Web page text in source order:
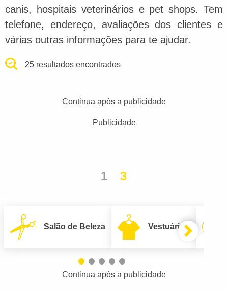
canis, hospitais veterinários e pet shops. Tem
telefone, endereço, avaliações dos clientes e
várias outras informações para te ajudar.
25 resultados encontrados
Continua após a publicidade
Publicidade
1 3
Salão de Beleza Vestuário
Continua após a publicidade